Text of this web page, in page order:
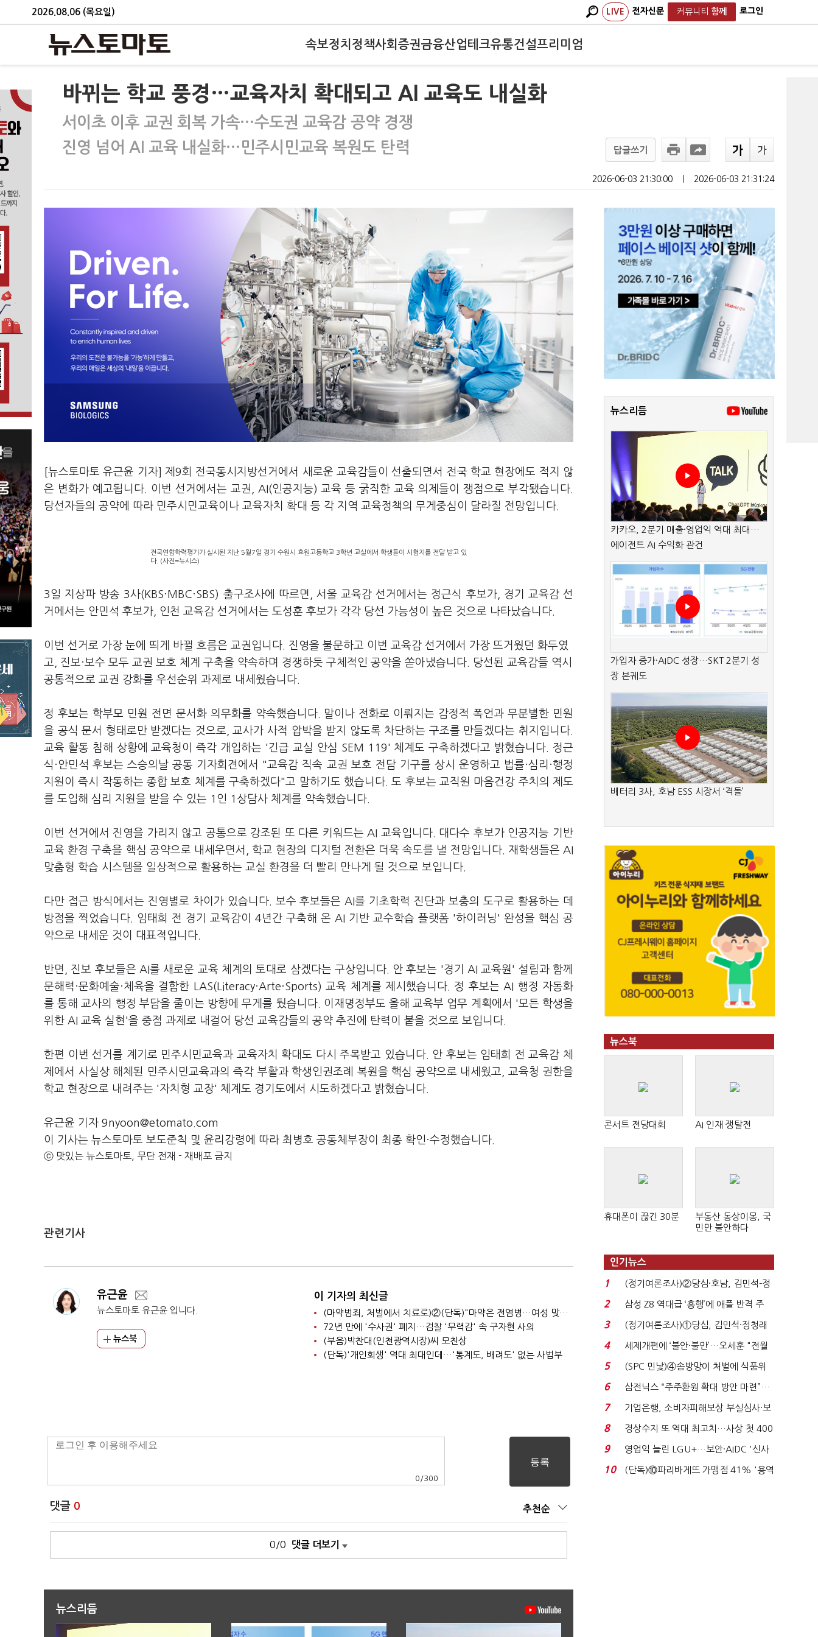
2026.08.06 (목요일) LIVE 전자신문 커뮤니티 함께 로그인
속보정치 정책사회 증권금융산업테크유통건설프리미엄
바뀌는 학교 풍경…교육자치 확대되고 AI 교육도 내실화
서이초 이후 교권 회복 가속…수도권 교육감 공약 경쟁
진영 넘어 AI 교육 내실화…민주시민교육 복원도 탄력
답글쓰기
2026-06-03 21:30:00 2026-06-03 21:31:24
[뉴스토마토 유근윤 기자] 제9회 전국동시지방선거에서 새로운 교육감들이 선출되면서 전국 학교 현장에도 적지 않
은 변화가 예고됩니다. 이번 선거에서는 교권, AI(인공지능) 교육 등 굵직한 교육 의제들이 쟁점으로 부각됐습니다.
당선자들의 공약에 따라 민주시민교육이나 교육자치 확대 등 각 지역 교육정책의 무게중심이 달라질 전망입니다.
전국연합학력평가가 실시된 지난 5월7일 경기 수원시 효원고등학교 3학년 교실에서 학생들이 시험지를 전달 받고 있
다. (사진=뉴시스)
3일 지상파 방송 3사(KBS·MBC·SBS) 출구조사에 따르면, 서울 교육감 선거에서는 정근식 후보가, 경기 교육감 선
거에서는 안민석 후보가, 인천 교육감 선거에서는 도성훈 후보가 각각 당선 가능성이 높은 것으로 나타났습니다.
이번 선거로 가장 눈에 띄게 바뀔 흐름은 교권입니다. 진영을 불문하고 이번 교육감 선거에서 가장 뜨거웠던 화두였
고, 진보·보수 모두 교권 보호 체계 구축을 약속하며 경쟁하듯 구체적인 공약을 쏟아냈습니다. 당선된 교육감들 역시
공통적으로 교권 강화를 우선순위 과제로 내세웠습니다.
정 후보는 학부모 민원 전면 문서화 의무화를 약속했습니다. 말이나 전화로 이뤄지는 감정적 폭언과 무분별한 민원
을 공식 문서 형태로만 받겠다는 것으로, 교사가 사적 압박을 받지 않도록 차단하는 구조를 만들겠다는 취지입니다.
교육 활동 침해 상황에 교육청이 즉각 개입하는 '긴급 교실 안심 SEM 119' 체계도 구축하겠다고 밝혔습니다. 정근
식·안민석 후보는 스승의날 공동 기자회견에서 "교육감 직속 교권 보호 전담 기구를 상시 운영하고 법률·심리·행정
지원이 즉시 작동하는 종합 보호 체계를 구축하겠다"고 말하기도 했습니다. 도 후보는 교직원 마음건강 주치의 제도
를 도입해 심리 지원을 받을 수 있는 1인 1상담사 체계를 약속했습니다.
이번 선거에서 진영을 가리지 않고 공통으로 강조된 또 다른 키워드는 AI 교육입니다. 대다수 후보가 인공지능 기반
교육 환경 구축을 핵심 공약으로 내세우면서, 학교 현장의 디지털 전환은 더욱 속도를 낼 전망입니다. 재학생들은 AI
맞춤형 학습 시스템을 일상적으로 활용하는 교실 환경을 더 빨리 만나게 될 것으로 보입니다.
다만 접근 방식에서는 진영별로 차이가 있습니다. 보수 후보들은 AI를 기초학력 진단과 보충의 도구로 활용하는 데
방점을 찍었습니다. 임태희 전 경기 교육감이 4년간 구축해 온 AI 기반 교수학습 플랫폼 '하이러닝' 완성을 핵심 공
약으로 내세운 것이 대표적입니다.
반면, 진보 후보들은 AI를 새로운 교육 체계의 토대로 삼겠다는 구상입니다. 안 후보는 '경기 AI 교육원' 설립과 함께
문해력·문화예술·체육을 결합한 LAS(Literacy·Arte·Sports) 교육 체계를 제시했습니다. 정 후보는 AI 행정 자동화
를 통해 교사의 행정 부담을 줄이는 방향에 무게를 뒀습니다. 이재명정부도 올해 교육부 업무 계획에서 '모든 학생을
위한 AI 교육 실현'을 중점 과제로 내걸어 당선 교육감들의 공약 추진에 탄력이 붙을 것으로 보입니다.
한편 이번 선거를 계기로 민주시민교육과 교육자치 확대도 다시 주목받고 있습니다. 안 후보는 임태희 전 교육감 체
제에서 사실상 해체된 민주시민교육과의 즉각 부활과 학생인권조례 복원을 핵심 공약으로 내세웠고, 교육청 권한을
학교 현장으로 내려주는 '자치형 교장' 체계도 경기도에서 시도하겠다고 밝혔습니다.
유근윤 기자 9nyoon@etomato.com
이 기사는 뉴스토마토 보도준칙 및 윤리강령에 따라 최병호 공동체부장이 최종 확인·수정했습니다.
ⓒ 맛있는 뉴스토마토, 무단 전재 - 재배포 금지
관련기사
유근윤
뉴스토마토 유근윤 입니다.
뉴스북
이 기자의 최신글
(마약범죄, 처벌에서 치료로)②(단독)"마약은 전염병…여성 맞춤형 재활과정 개발 중"
72년 만에 '수사권' 폐지…검찰 '무력감' 속 구자현 사의
(부음)박찬대(인천광역시장)씨 모친상
(단독)'개인회생' 역대 최대인데…'통계도, 배려도' 없는 사법부
0 /300
댓글 0 추천순
0/0 댓글 더보기
뉴스리듬
뉴스리듬
카카오, 2분기 매출·영업익 역대 최대…
에이전트 AI 수익화 관건
가입자 증가·AIDC 성장…SKT 2분기 성
장 본궤도
배터리 3사, 호남 ESS 시장서 ‘격돌’
뉴스북
콘서트 전당대회 AI 인재 쟁탈전
휴대폰이 끊긴 30분
부동산 동상이몽, 국
민만 불안하다
인기뉴스
1
(정기여론조사)②당심·호남, 김민석-정
청래 '초접전'...
2
삼성 Z8 역대급 ‘흥행’에 애플 반격 주
목…9월 ‘폴...
3
(정기여론조사)①당심, 김민석·정청래
'초접전'…대통령 ...
4
세제개편에 ‘불안·불만’…오세훈 "전월
세 구하기 더 ...
5
(SPC 민낯)④솜방망이 처벌에 식품위
생법 위반 반복...
6
삼전닉스 “주주환원 확대 방안 마련”…
로이터에 성명...
7
기업은행, 소비자피해보상 부실심사·보
이스피싱 공시 ...
8
경상수지 또 역대 최고치…사상 첫 400
억달러에 '3% 성...
9
영업익 늘린 LGU+…보안·AIDC '신사
업 드라이브'...
10
(단독)⑩파리바게뜨 가맹점 41% '용역